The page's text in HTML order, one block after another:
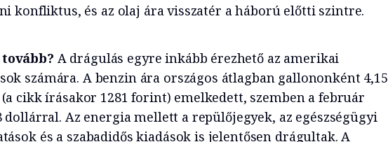
konfliktus, és az olaj ára visszatér a háború előtti szintre.
A drágulás egyre inkább érezhető az amerikai
számára. A benzin ára országos átlagban gallononként 4,15
cikk írásakor 1281 forint) emelkedett, szemben a február
dollárral. Az energia mellett a repülőjegyek, az egészségügyi
és a szabadidős kiadások is jelentősen drágultak. A